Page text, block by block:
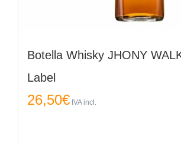
Botella Whisky JHONY
Label
26,50€ IVA incl.